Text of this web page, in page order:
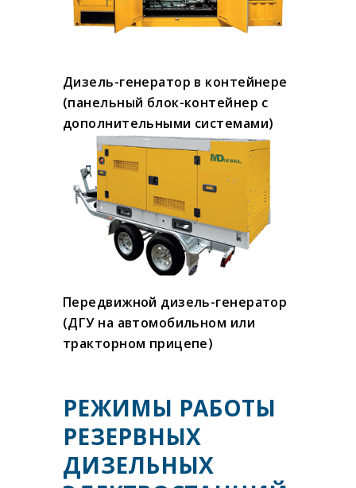
Дизель-генератор в контейнере
(панельный блок-контейнер с
дополнительными системами)
Передвижной дизель-генератор
(ДГУ на автомобильном или
тракторном прицепе)
РЕЖИМЫ РАБОТЫ
РЕЗЕРВНЫХ
ДИЗЕЛЬНЫХ